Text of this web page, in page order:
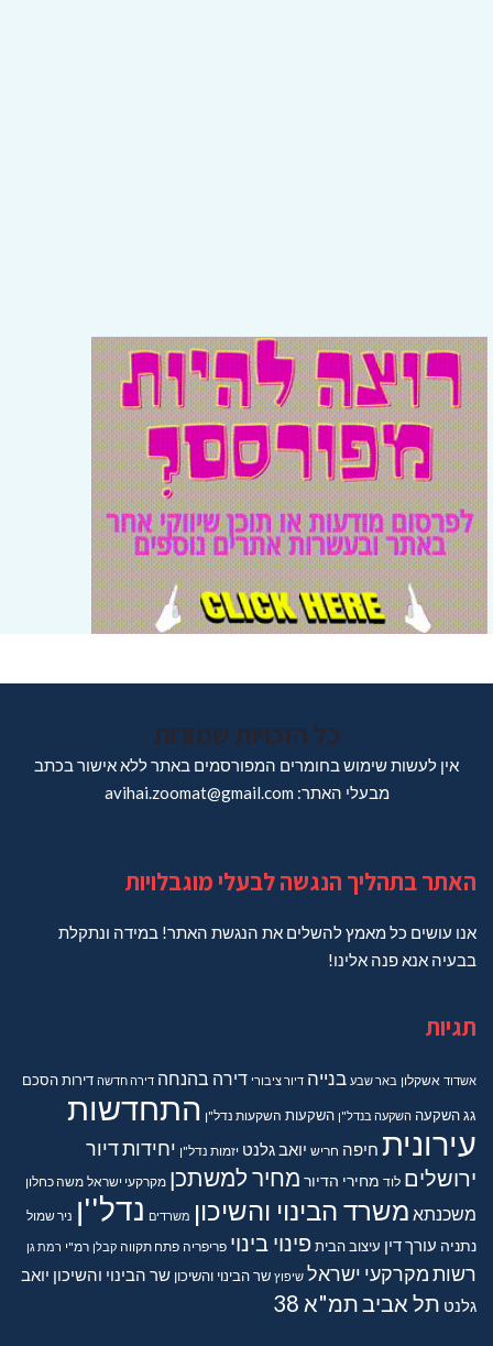
כל הזכויות שמורות
אין לעשות שימוש בחומרים המפורסמים באתר ללא אישור בכתב
מבעלי האתר: avihai.zoomat@gmail.com
האתר בתהליך הנגשה לבעלי מוגבלויות
אנו עושים כל מאמץ להשלים את הנגשת האתר! במידה ונתקלת
בבעיה אנא פנה אלינו!
תגיות
אשדוד אשקלון באר שבע בנייה דיור ציבורי דירה בהנחה דירה חדשה דירותהסכם
גגהשקעה השקעה בנדל"ן השקעות השקעות נדל"ן התחדשות
עירונית חיפה חריש יואב גלנט יזמות נדל"ן יחידות דיור
ירושלים לוד מחירי הדיור מחיר למשתכן מקרקעי ישראל משה כחלון
משכנתא משרד הבינוי והשיכון משרדים נדל''ן ניר שמול
נתניה עורך דין עיצוב הבית פינוי בינוי פריפריה פתח תקווה קבלן רמ"י רמת גן
רשות מקרקעי ישראל שיפוץ שר הבינוי והשיכון שר הבינוי והשיכון יואב
גלנט תל אביבתמ"א 38